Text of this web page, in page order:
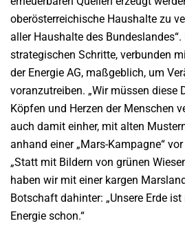
oberösterreichische Haushalte zu
aller Haushalte des
strategischen Schritte, verbunden
der Energie AG, maßgeblich, um
voranzutreiben. „Wir müssen diese
Köpfen und Herzen der Menschen
auch damit einher, mit alten
anhand einer „Mars-Kampagne“
„Statt mit Bildern von grünen
haben wir mit einer kargen
Botschaft dahinter: „Unsere Erde
Energie schon.“